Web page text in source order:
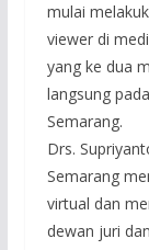
mulai
viewer di
yang ke dua
langsung
Semarang.
Drs.
Semarang
virtual dan
dewan juri